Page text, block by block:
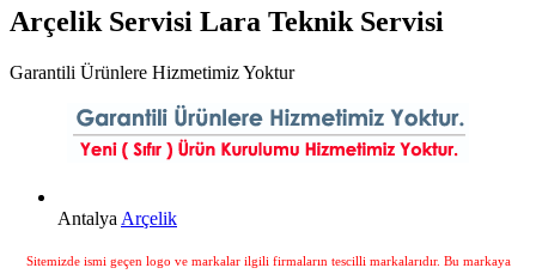
Arçelik Servisi Lara Teknik Servisi
Garantili Ürünlere Hizmetimiz Yoktur
Antalya Arçelik
Sitemizde ismi geçen logo ve markalar ilgili firmaların tescilli markalarıdır. Bu markaya